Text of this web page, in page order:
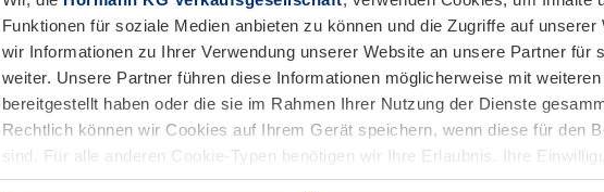
Funktionen für soziale Medien anbieten zu können und die Zugriffe auf
wir Informationen zu Ihrer Verwendung unserer Website an unsere Partner für
weiter. Unsere Partner führen diese Informationen möglicherweise mit
bereitgestellt haben oder die sie im Rahmen Ihrer Nutzung der Dienste
Rechtlich können wir Cookies auf Ihrem Gerät speichern, wenn diese für den
sind. Für alle anderen Cookie-Typen benötigen wir Ihre Erlaubnis. Ihre
Erläuterung auf der SeiteDatenschutzerklärungunserer Website ändern oder